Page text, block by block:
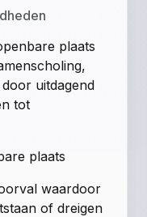
plaats
uitdagend
tot
plaats
waardoor
of dreigen